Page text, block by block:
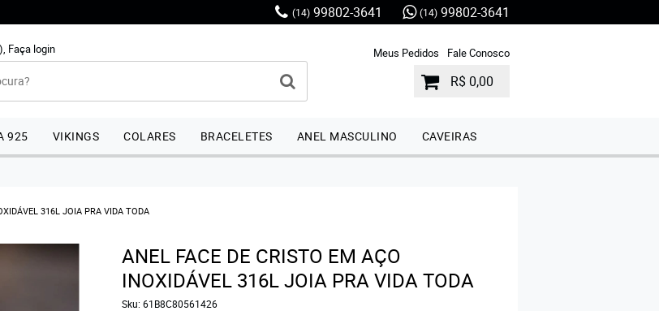
(14) 99802-3641 (14) 99802-3641
Faça login Meus Pedidos Fale Conosco
R$ 0,00
925 VIKINGS COLARES BRACELETES ANEL MASCULINO CAVEIRAS
316L JOIA PRA VIDA TODA
ANEL FACE DE CRISTO EM AÇO
INOXIDÁVEL 316L JOIA PRA VIDA TODA
Sku: 61B8C80561426